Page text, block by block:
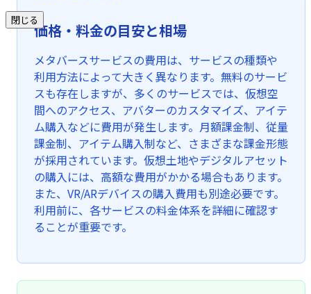
閉じる
価格・料金の目安と相場
メタバースサービスの費用は、サービスの種類や
利用方法によって大きく異なります。無料のサービ
スも存在しますが、多くのサービスでは、仮想空
間へのアクセス、アバターのカスタマイズ、アイテ
ム購入などに費用が発生します。月額課金制、従量
課金制、アイテム購入制など、さまざまな課金形態
が採用されています。仮想土地やデジタルアセット
の購入には、高額な費用がかかる場合もあります。
また、VR/ARデバイスの購入費用も別途必要です。
利用前に、各サービスの料金体系を詳細に確認す
ることが重要です。